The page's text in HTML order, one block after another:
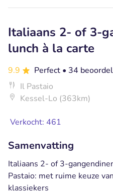
Italiaans 2- of 3-
lunch à la carte
9.9 Perfect • 34
Il Pastaio
Kessel-Lo (363km)
Verkocht: 461
Samenvatting
Italiaans 2- of 3-
Pastaio: met ruime keuze
klassiekers